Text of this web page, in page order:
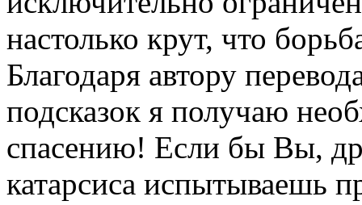
настолько крут, что
Благодаря автору
подсказок я получаю
спасению! Если бы Вы,
катарсиса испытываешь